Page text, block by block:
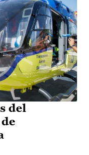
del